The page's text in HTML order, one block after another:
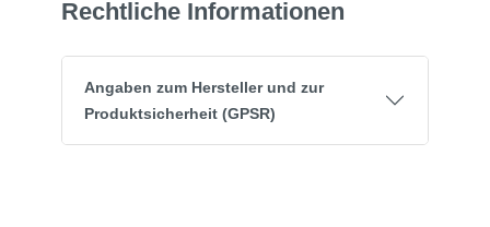
Rechtliche Informationen
Angaben zum Hersteller und zur
Produktsicherheit (GPSR)